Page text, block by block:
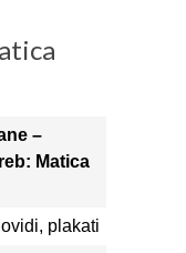
–
Matica
plakati